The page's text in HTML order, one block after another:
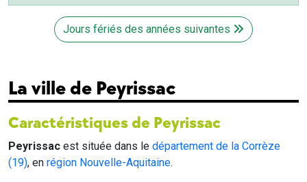
Jours fériés des années suivantes
La ville de Peyrissac
Caractéristiques de Peyrissac
Peyrissac est située dans le département de la Corrèze
(19), en région Nouvelle-Aquitaine.